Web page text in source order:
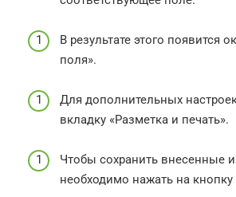
В результате этого появится
поля».
Для дополнительных
вкладку «Разметка и печать».
Чтобы сохранить внесенные
необходимо нажать на кнопку